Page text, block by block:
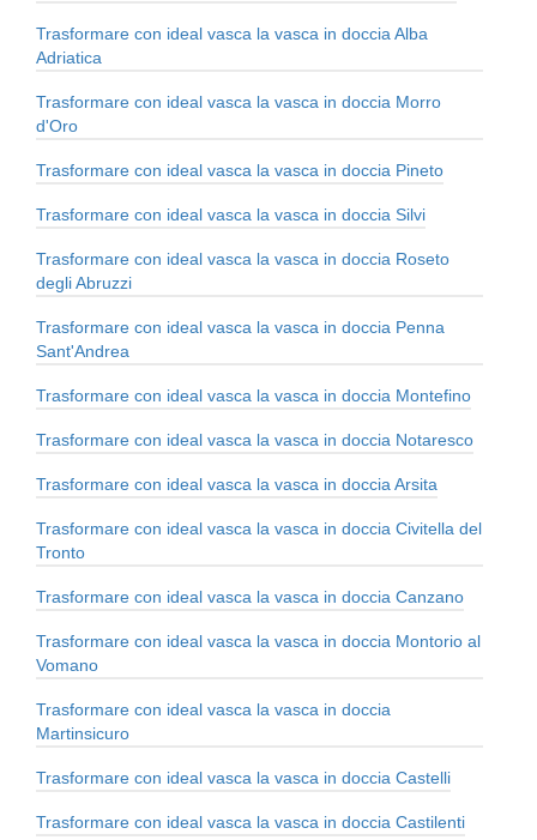
Trasformare con ideal vasca la vasca in doccia Alba
Adriatica
Trasformare con ideal vasca la vasca in doccia Morro
d'Oro
Trasformare con ideal vasca la vasca in doccia Pineto
Trasformare con ideal vasca la vasca in doccia Silvi
Trasformare con ideal vasca la vasca in doccia Roseto
degli Abruzzi
Trasformare con ideal vasca la vasca in doccia Penna
Sant'Andrea
Trasformare con ideal vasca la vasca in doccia Montefino
Trasformare con ideal vasca la vasca in doccia Notaresco
Trasformare con ideal vasca la vasca in doccia Arsita
Trasformare con ideal vasca la vasca in doccia Civitella del
Tronto
Trasformare con ideal vasca la vasca in doccia Canzano
Trasformare con ideal vasca la vasca in doccia Montorio al
Vomano
Trasformare con ideal vasca la vasca in doccia
Martinsicuro
Trasformare con ideal vasca la vasca in doccia Castelli
Trasformare con ideal vasca la vasca in doccia Castilenti